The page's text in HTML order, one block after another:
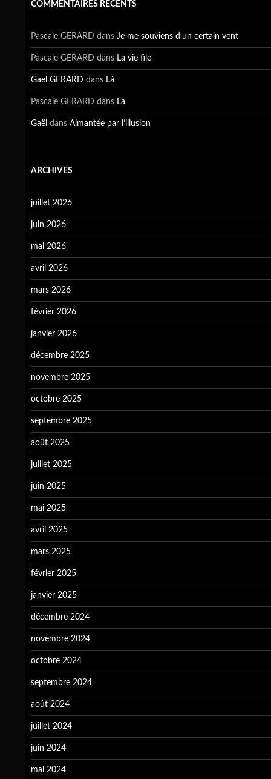
COMMENTAIRES RÉCENTS
Pascale GERARD dans Je me souviens d’un certain vent
Pascale GERARD dans La vie file
Gael GERARD dans Là
Pascale GERARD dans Là
Gaël dans Aimantée par l’illusion
ARCHIVES
juillet 2026
juin 2026
mai 2026
avril 2026
mars 2026
février 2026
janvier 2026
décembre 2025
novembre 2025
octobre 2025
septembre 2025
août 2025
juillet 2025
juin 2025
mai 2025
avril 2025
mars 2025
février 2025
janvier 2025
décembre 2024
novembre 2024
octobre 2024
septembre 2024
août 2024
juillet 2024
juin 2024
mai 2024